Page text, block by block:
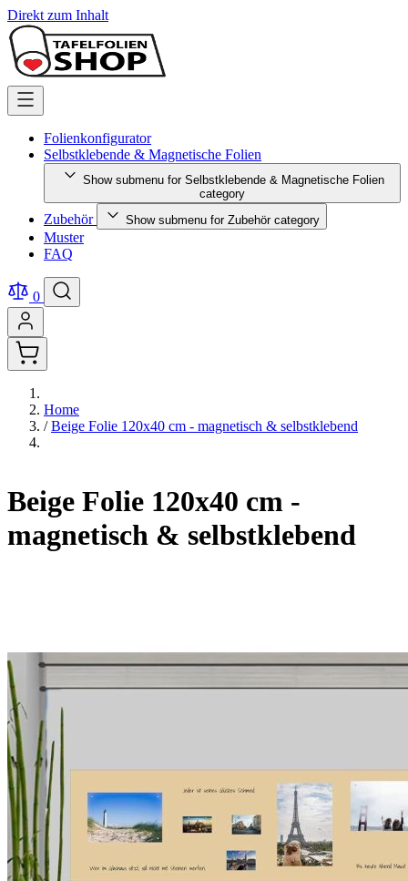
Direkt zum Inhalt
Folienkonfigurator
Selbstklebende & Magnetische Folien
Show submenu for Selbstklebende & Magnetische Folien
category
Zubehör Show submenu for Zubehör category
Muster
FAQ
0
Home
/ Beige Folie 120x40 cm - magnetisch & selbstklebend
Beige Folie 120x40 cm -
magnetisch & selbstklebend